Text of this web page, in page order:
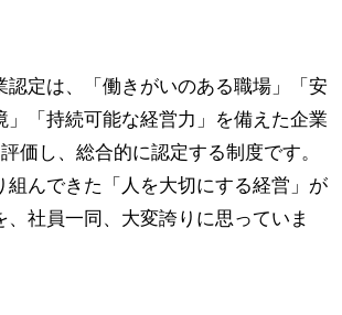
認定は、「働きがいのある職場」「安
」「持続可能な経営力」を備えた企業
価し、総合的に認定する制度です。
組んできた「人を大切にする経営」が
、社員一同、大変誇りに思っていま